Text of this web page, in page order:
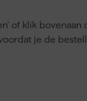
of klik bovenaan
je de